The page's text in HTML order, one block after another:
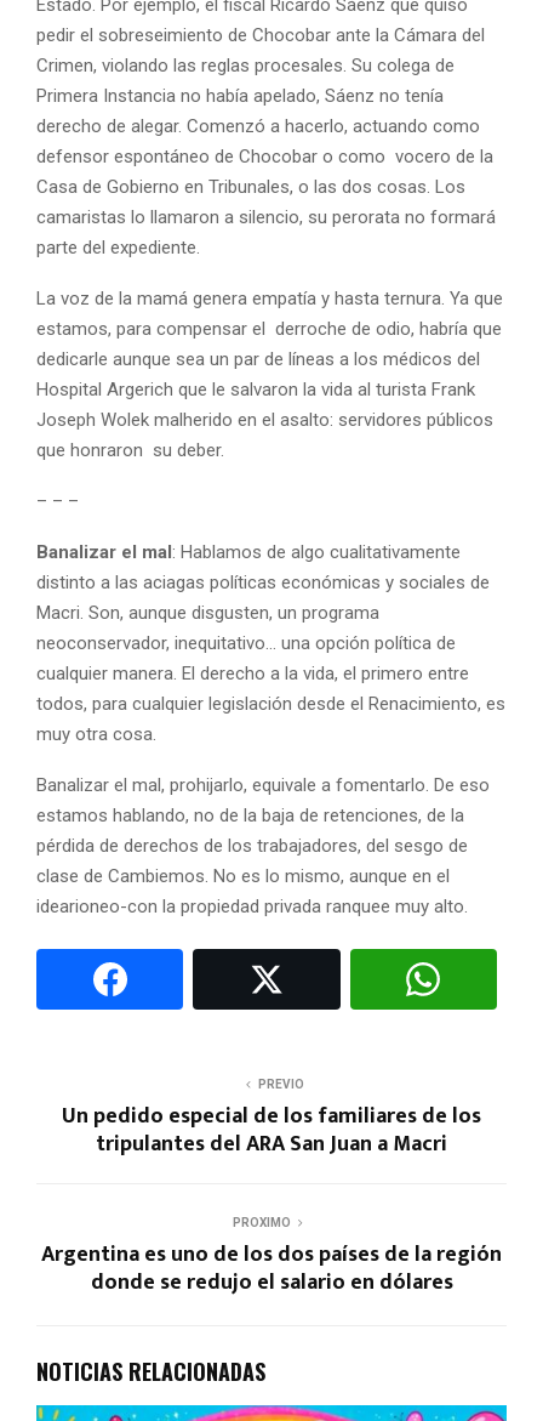
pedir el sobreseimiento de Chocobar ante la Cámara del
Crimen, violando las reglas procesales. Su colega de
Primera Instancia no había apelado, Sáenz no tenía
derecho de alegar. Comenzó a hacerlo, actuando como
defensor espontáneo de Chocobar o como vocero de la
Casa de Gobierno en Tribunales, o las dos cosas. Los
camaristas lo llamaron a silencio, su perorata no formará
parte del expediente.
La voz de la mamá genera empatía y hasta ternura. Ya que
estamos, para compensar el derroche de odio, habría que
dedicarle aunque sea un par de líneas a los médicos del
Hospital Argerich que le salvaron la vida al turista Frank
Joseph Wolek malherido en el asalto: servidores públicos
que honraron su deber.
– – –
Banalizar el mal: Hablamos de algo cualitativamente
distinto a las aciagas políticas económicas y sociales de
Macri. Son, aunque disgusten, un programa
neoconservador, inequitativo… una opción política de
cualquier manera. El derecho a la vida, el primero entre
todos, para cualquier legislación desde el Renacimiento, es
muy otra cosa.
Banalizar el mal, prohijarlo, equivale a fomentarlo. De eso
estamos hablando, no de la baja de retenciones, de la
pérdida de derechos de los trabajadores, del sesgo de
clase de Cambiemos. No es lo mismo, aunque en el
idearioneo-con la propiedad privada ranquee muy alto.
PREVIO
Un pedido especial de los familiares de los
tripulantes del ARA San Juan a Macri
PROXIMO
Argentina es uno de los dos países de la región
donde se redujo el salario en dólares
NOTICIAS RELACIONADAS